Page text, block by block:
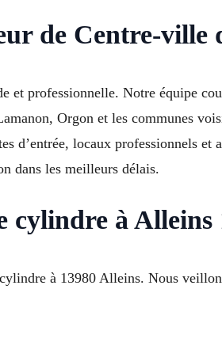
de Centre-ville
et professionnelle. Notre équipe
Orgon et les communes
locaux professionnels et
dans les meilleurs délais.
à Alleins
à 13980 Alleins. Nous